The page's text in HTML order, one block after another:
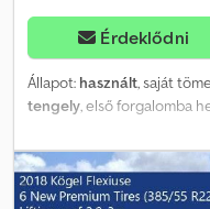
Érdeklődni
Állapot: használt, saját
tengely , első forgalomba
rakodótér térfogata:101 m³
Gyártási év:2018,
12642 (XL kód) tanúsítvány,